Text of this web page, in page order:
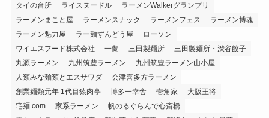
タイの台所
ライスヌードル
ラーメンWalkerグランプリ
ラーメンまこと屋
ラーメンスナック ラーメンフェス
ラーメン博魂
ラーメン魁力屋
ラー麺ずんどう屋
ローソン
ワイエスフード株式会社
一蘭 三田製麺所
三田製麺所・渋谷餃子
丸源ラーメン
九州筑豊ラーメン
九州筑豊ラーメン山小屋
人類みな麺類とエスサワダ
会津喜多方ラーメン
創業麺類元年 1代目猿肉亭
博多一幸舎 壱角家
大阪王将
宅麺.com
家系ラーメン
帆のるぐらんで心斎橋